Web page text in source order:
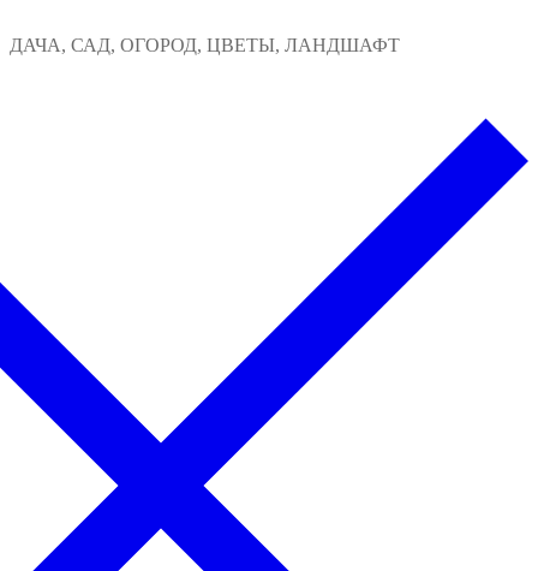
к
ДАЧА, САД, ОГОРОД, ЦВЕТЫ, ЛАНДШАФТ